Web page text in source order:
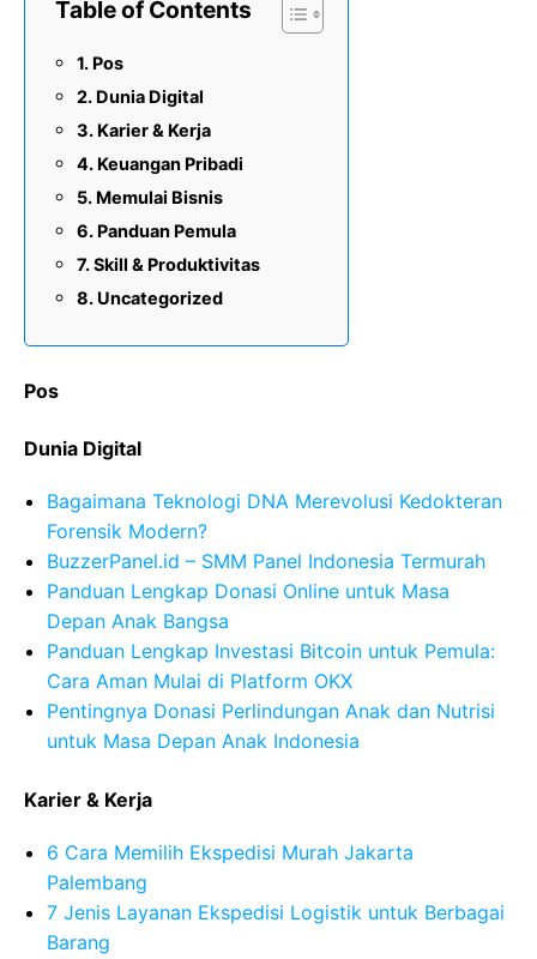
Table of Contents
Pos
Dunia Digital
Karier & Kerja
Keuangan Pribadi
Memulai Bisnis
Panduan Pemula
Skill & Produktivitas
Uncategorized
Pos
Dunia Digital
Bagaimana Teknologi DNA Merevolusi Kedokteran
Forensik Modern?
BuzzerPanel.id – SMM Panel Indonesia Termurah
Panduan Lengkap Donasi Online untuk Masa
Depan Anak Bangsa
Panduan Lengkap Investasi Bitcoin untuk Pemula:
Cara Aman Mulai di Platform OKX
Pentingnya Donasi Perlindungan Anak dan Nutrisi
untuk Masa Depan Anak Indonesia
Karier & Kerja
6 Cara Memilih Ekspedisi Murah Jakarta
Palembang
7 Jenis Layanan Ekspedisi Logistik untuk Berbagai
Barang